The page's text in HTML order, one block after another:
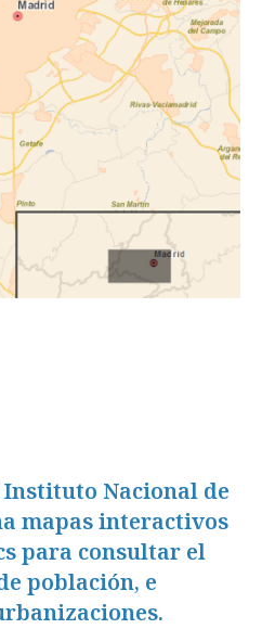
Nacional de
mapas interactivos
para consultar el
población, e